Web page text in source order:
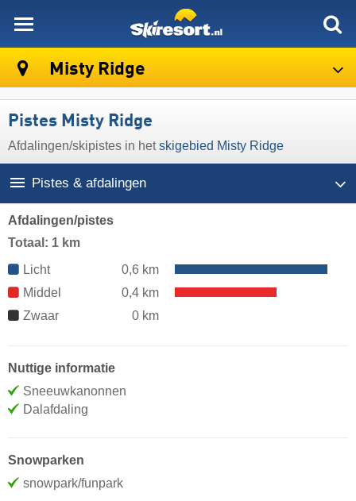
Misty Ridge
Pistes Misty Ridge
Afdalingen/​skipistes in hetskigebied Misty Ridge
Pistes & afdalingen
Afdalingen/pistes
Totaal: 1 km
Licht
0,6 km
Middel
0,4 km
Zwaar
0 km
Nuttige informatie
Sneeuwkanonnen
Dalafdaling
Snowparken
snowpark/funpark